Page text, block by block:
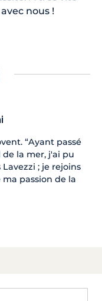
nous !
“Ayant passé
la mer, j'ai pu
; je rejoins
passion de la